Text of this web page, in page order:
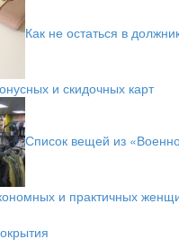
Как не остаться в
и скидочных карт
Список вещей из
и практичных